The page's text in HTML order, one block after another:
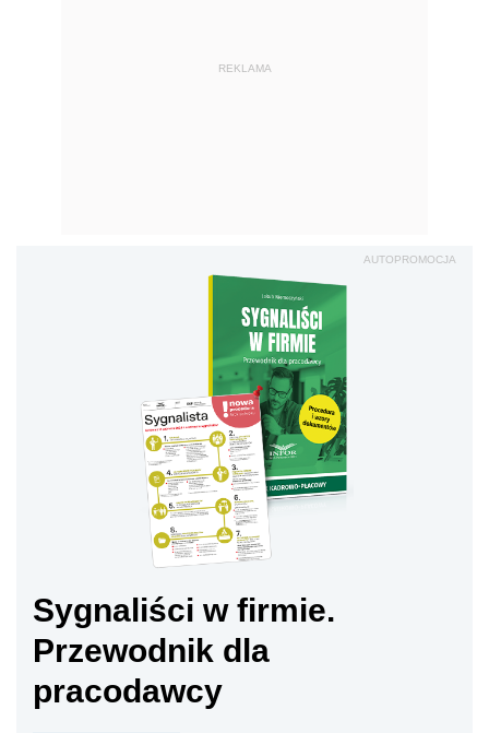
REKLAMA
AUTOPROMOCJA
Sygnaliści w firmie.
Przewodnik dla
pracodawcy